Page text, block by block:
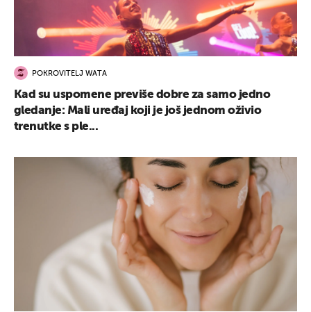
POKROVITELJ WATA
Kad su uspomene previše dobre za samo jedno
gledanje: Mali uređaj koji je još jednom oživio
trenutke s ple...